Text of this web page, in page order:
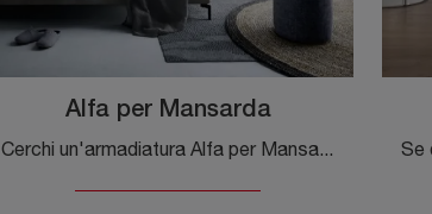
Alfa per Mansarda
Cerchi un'armadiatura Alfa per Mansarda Novamobili? Clicca subito! Gli armadi per mansarde con ante battenti ti aspettano.